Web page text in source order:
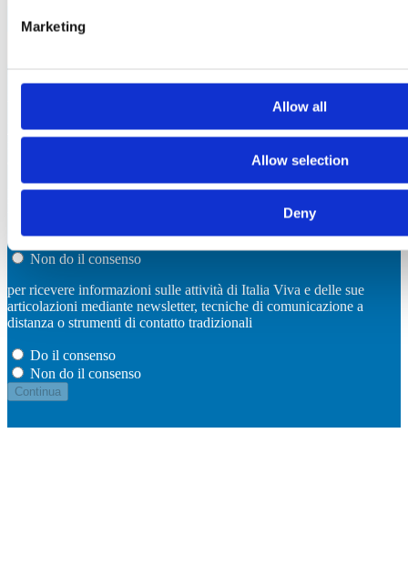
Marketing
Allow all
Allow selection
Deny
Sigla provincia
INVIA
Letta l’informativaresa ai sensi dell’art. 13 del GDPR e della
normativa nazionale in materia di protezione dei dati personali
acconsento al trattamento dei miei dati personali:
per la gestione della iniziativa promossa da Italia Viva, compreso
l’invio di informazioni sullo stato della medesima
Do il consenso
Non do il consenso
per ricevere informazioni sulle attività di Italia Viva e delle sue
articolazioni mediante newsletter, tecniche di comunicazione a
distanza o strumenti di contatto tradizionali
Do il consenso
Non do il consenso